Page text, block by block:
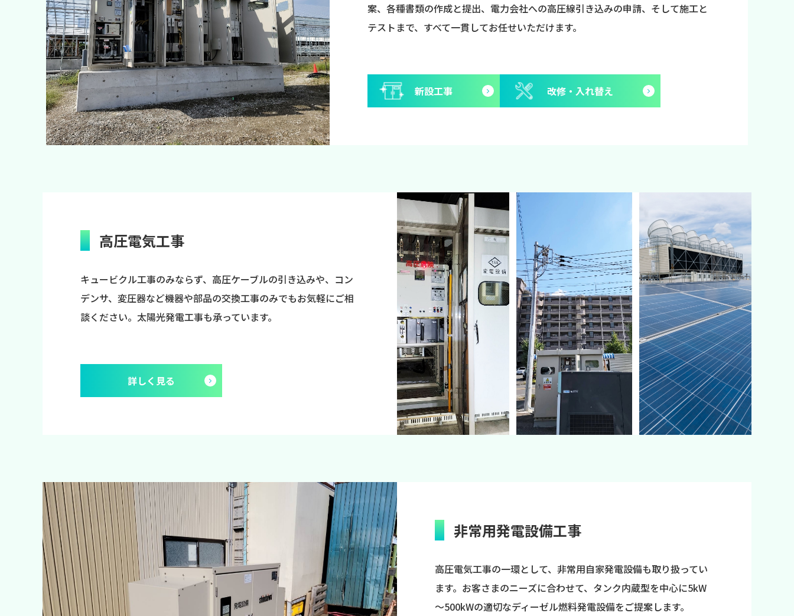
案、各種書類の作成と提出、電力会社への高圧線引き込みの申請、そして施工と
テストまで、すべて一貫してお任せいただけます。
新設工事 改修・入れ替え
高圧電気工事
キュービクル工事のみならず、高圧ケーブルの引き込みや、コン
デンサ、変圧器など機器や部品の交換工事のみでもお気軽にご相
談ください。太陽光発電工事も承っています。
詳しく見る
非常用発電設備工事
高圧電気工事の一環として、非常用自家発電設備も取り扱ってい
ます。お客さまのニーズに合わせて、タンク内蔵型を中心に5kW
～500kWの適切なディーゼル燃料発電設備をご提案します。